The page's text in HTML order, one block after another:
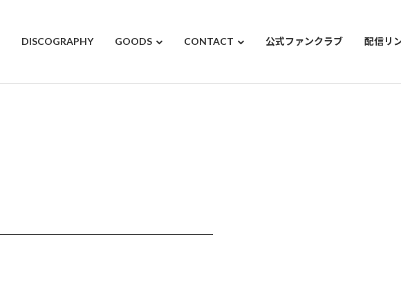
DISCOGRAPHY GOODS CONTACT 公式ファンクラブ 配信リ